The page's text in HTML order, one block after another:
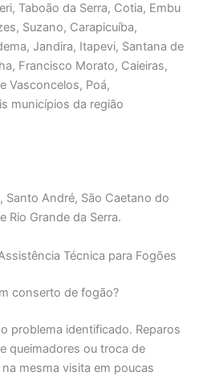
Taboão da Serra, Cotia, Embu
Suzano, Carapicuíba,
Jandira, Itapevi, Santana de
Francisco Morato, Caieiras,
Vasconcelos, Poá,
municípios da região
Santo André, São Caetano do
Rio Grande da Serra.
Técnica para Fogões
conserto de fogão?
problema identificado. Reparos
queimadores ou troca de
mesma visita em poucas